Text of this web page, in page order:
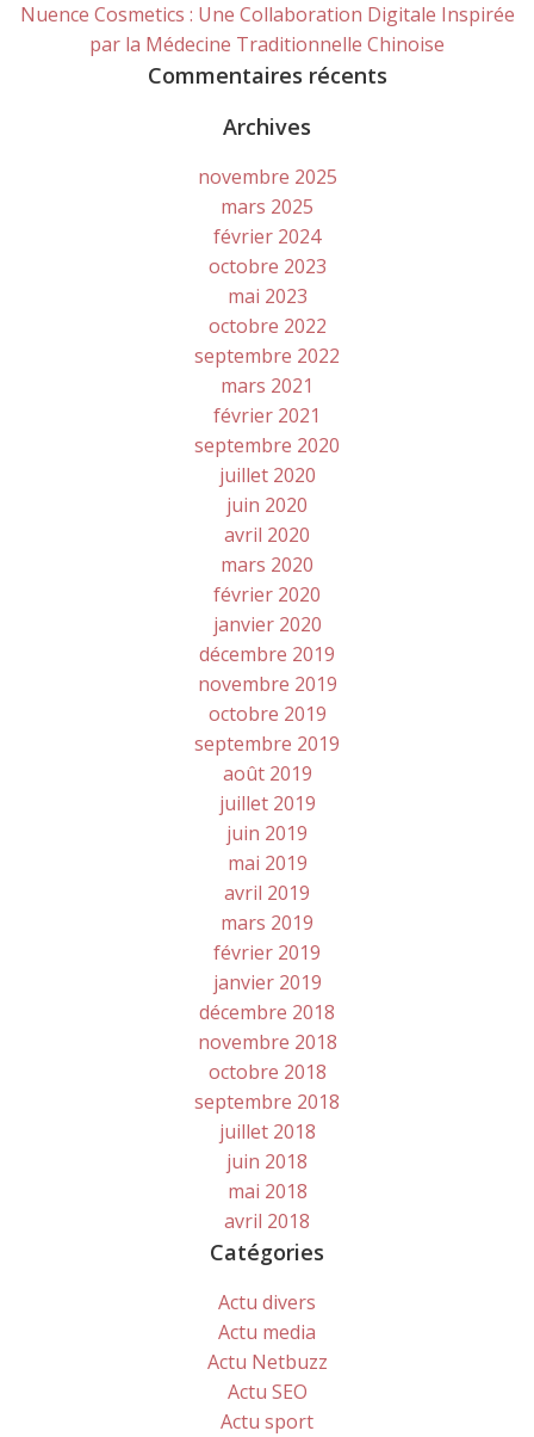
Nuence Cosmetics : Une Collaboration Digitale Inspirée
par la Médecine Traditionnelle Chinoise
Commentaires récents
Archives
novembre 2025
mars 2025
février 2024
octobre 2023
mai 2023
octobre 2022
septembre 2022
mars 2021
février 2021
septembre 2020
juillet 2020
juin 2020
avril 2020
mars 2020
février 2020
janvier 2020
décembre 2019
novembre 2019
octobre 2019
septembre 2019
août 2019
juillet 2019
juin 2019
mai 2019
avril 2019
mars 2019
février 2019
janvier 2019
décembre 2018
novembre 2018
octobre 2018
septembre 2018
juillet 2018
juin 2018
mai 2018
avril 2018
Catégories
Actu divers
Actu media
Actu Netbuzz
Actu SEO
Actu sport